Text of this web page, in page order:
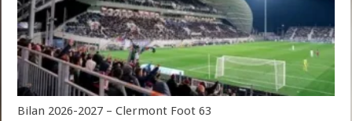
Bilan 2026-2027 – Clermont Foot 63